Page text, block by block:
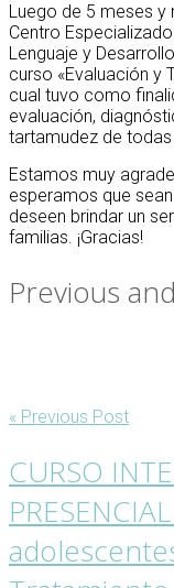
Luego de 5 meses y
Centro
Lenguaje y
curso «Evaluación y
cual tuvo como
evaluación,
tartamudez de
Estamos muy
esperamos que
deseen brindar un
familias. ¡Gracias!
Previous
« Previous Post
CURSO